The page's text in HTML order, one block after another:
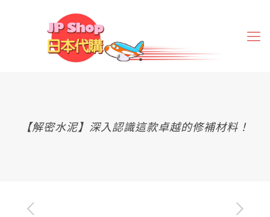
【解密水泥】深入認識這款卓越的修補材料！